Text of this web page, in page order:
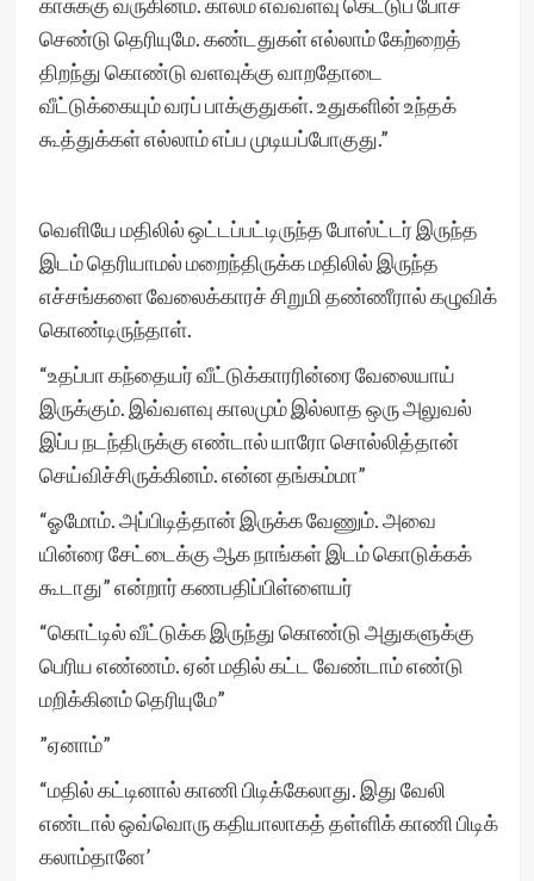
செண்டு தெரியுமே. கண்டதுகள் எல்லாம் கேற்றைத்
திறந்து கொண்டு வளவுக்கு வாறதோடை
வீட்டுக்கையும் வரப் பாக்குதுகள். உதுகளின் உந்தக்
கூத்துக்கள் எல்லாம் எப்ப முடியப்போகுது.”
வெளியே மதிலில் ஒட்டப்பட்டிருந்த போஸ்ட்டர் இருந்த
இடம் தெரியாமல் மறைந்திருக்க மதிலில் இருந்த
எச்சங்களை வேலைக்காரச் சிறுமி தண்ணீரால் கழுவிக்
கொண்டிருந்தாள்.
“உதப்பா கந்தையர் வீட்டுக்காரரின்ரை வேலையாய்
இருக்கும். இவ்வளவு காலமும் இல்லாத ஒரு அலுவல்
இப்ப நடந்திருக்கு எண்டால் யாரோ சொல்லித்தான்
செய்விச்சிருக்கினம். என்ன தங்கம்மா”
“ஓமோம். அப்பிடித்தான் இருக்க வேணும். அவை
யின்ரை சேட்டைக்கு ஆக நாங்கள் இடம் கொடுக்கக்
கூடாது” என்றார் கணபதிப்பிள்ளையர்
“கொட்டில் வீட்டுக்க இருந்து கொண்டு அதுகளுக்கு
பெரிய எண்ணம். ஏன் மதில் கட்ட வேண்டாம் எண்டு
மறிக்கினம் தெரியுமே”
”ஏனாம்”
“மதில் கட்டினால் காணி பிடிக்கேலாது. இது வேலி
எண்டால் ஒவ்வொரு கதியாலாகத் தள்ளிக் காணி பிடிக்
கலாம்தானே’